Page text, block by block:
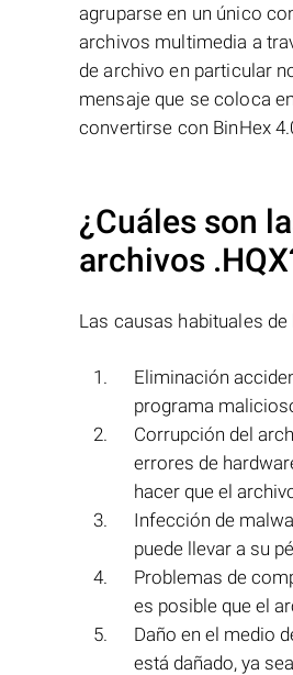
agruparse en un único
archivos multimedia a
de archivo en particular
mensaje que se coloca
convertirse con BinHex
¿Cuáles son
archivos .HQX
Las causas habituales
Eliminación
programa
Corrupción del
errores de
hacer que el
Infección de
puede llevar a su
Problemas de
es posible que el
Daño en el medio
está dañado, ya